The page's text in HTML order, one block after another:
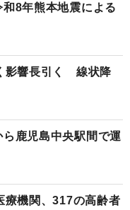
和8年熊本地震による
影響長引く 線状降
鹿児島中央駅間で運
機関、317の高齢者